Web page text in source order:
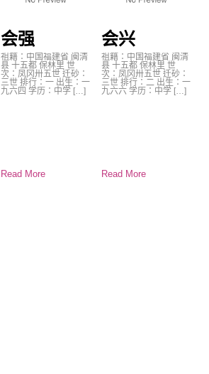
会强
祖籍：中国福建省 闽清
县 十五都 保林里 世
次：凤冈卅五世 迁砂：
三世 排行：一 出生：一
九六四 学历：中学 […]
Read More
会兴
祖籍：中国福建省 闽清
县 十五都 保林里 世
次：凤冈卅五世 迁砂：
三世 排行：二 出生：一
九六六 学历：中学 […]
Read More